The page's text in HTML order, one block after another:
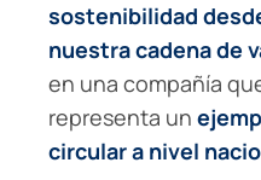
sostenibilidad
nuestra cadena de
en una compañía
representa un
circular a nivel